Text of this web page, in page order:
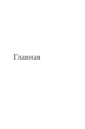
Главная